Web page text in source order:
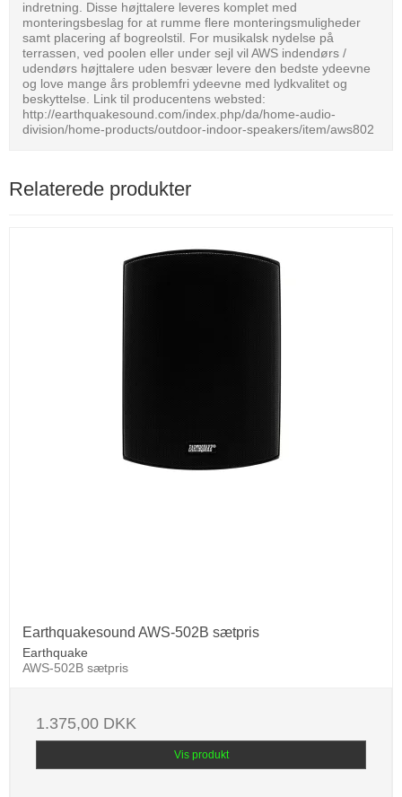
indretning. Disse højttalere leveres komplet med
monteringsbeslag for at rumme flere monteringsmuligheder
samt placering af bogreolstil. For musikalsk nydelse på
terrassen, ved poolen eller under sejl vil AWS indendørs /
udendørs højttalere uden besvær levere den bedste ydeevne
og love mange års problemfri ydeevne med lydkvalitet og
beskyttelse. Link til producentens websted:
http://earthquakesound.com/index.php/da/home-audio-
division/home-products/outdoor-indoor-speakers/item/aws802
Relaterede produkter
Earthquakesound AWS-502B sætpris
Earthquake
AWS-502B sætpris
1.375,00 DKK
Vis produkt